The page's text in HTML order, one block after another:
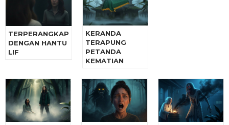
TERPERANGKAP
DENGAN HANTU
LIF
KERANDA
TERAPUNG
PETANDA
KEMATIAN